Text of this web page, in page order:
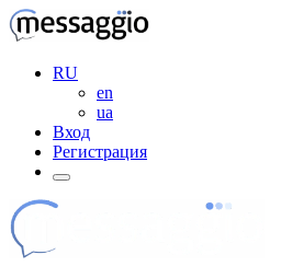
RU
en
ua
Вход
Регистрация